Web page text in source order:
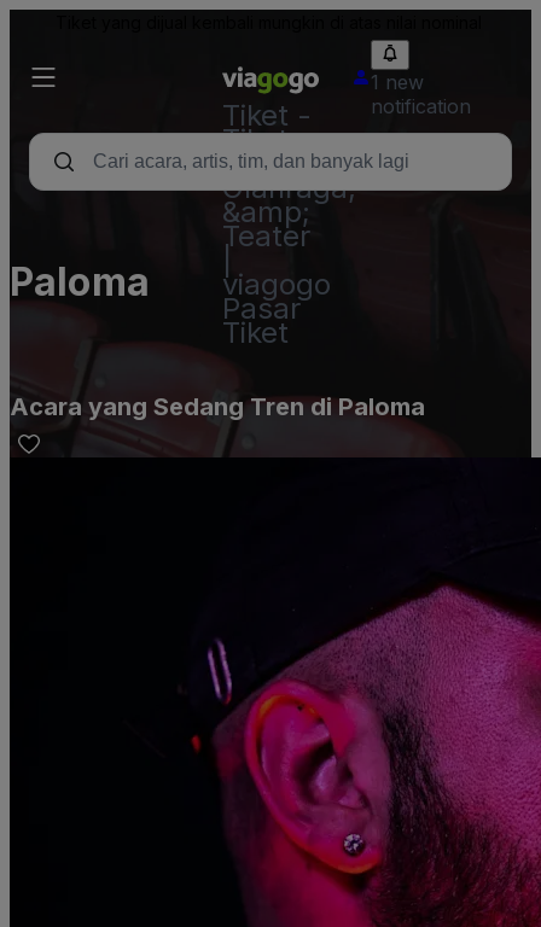
Tiket -
Tiket
Konser,
Olahraga,
&amp;
Teater
viagogo
Pasar
Tiket
1 new
notification
Paloma
Acara yang Sedang Tren di Paloma